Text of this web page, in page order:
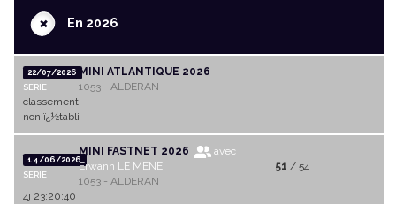
+En 2026
22/07/2026
SERIE
MINI ATLANTIQUE 2026
1053 - ALDERAN
classement
non ï¿½tabli
14/06/2026
SERIE
MINI FASTNET 2026
avec
Erwann LE MENE
1053 - ALDERAN
51 / 54
4j 23:20:40